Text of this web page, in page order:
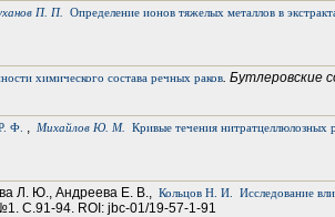
П. П. Определение ионов тяжелых металлов в
химического состава речных раков. Бутлеровские
Ф. , Михайлов Ю. М. Кривые течения нитратцеллюлозных
Л. Ю., Андреева Е. В., Кольцов Н. И.
Исследование
С.91-94. ROI: jbc-01/19-57-1-91